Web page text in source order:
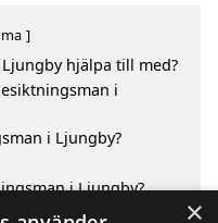
hjälpa till med?
i
i Ljungby?
i Ljungby?
i Ljungby ×